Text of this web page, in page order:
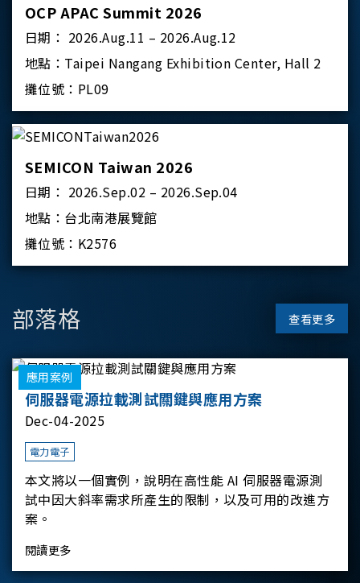
OCP APAC Summit 2026
日期： 2026.Aug.11 – 2026.Aug.12
地點： Taipei Nangang Exhibition Center, Hall 2
攤位號： PL09
SEMICON Taiwan 2026
日期： 2026.Sep.02 – 2026.Sep.04
地點： 台北南港展覽館
攤位號： K2576
部落格 查看更多
應用案例
伺服器電源拉載測試關鍵與應用方案
Dec-04-2025
電力電子
本文將以一個實例，說明在高性能 AI 伺服器電源測
試中因大斜率需求所產生的限制，以及可用的改進方
案。
閱讀更多